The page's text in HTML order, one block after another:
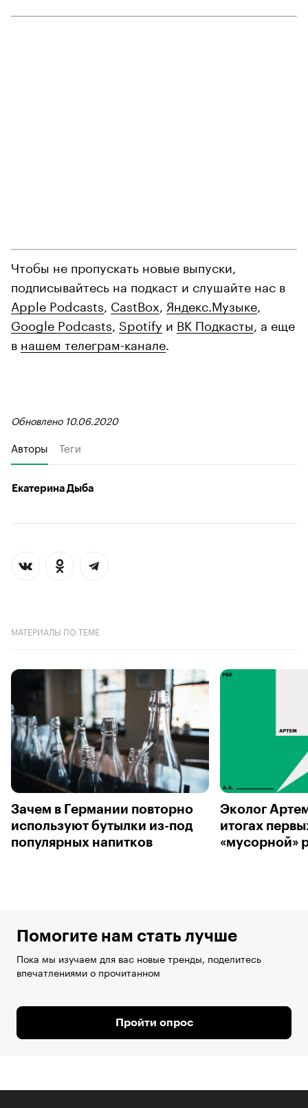
Чтобы не пропускать новые выпуски,
подписывайтесь на подкаст и слушайте нас в
Apple Podcasts CastBox Яндекс.Музыке
Google Podcasts Spotify и ВК Подкасты , а еще
в нашем телеграм-канале
Обновлено 10.06.2020
Авторы Теги
Екатерина Дыба
МАТЕРИАЛЫ ПО ТЕМЕ
Зачем в Германии повторно
используют бутылки из-под
популярных напитков
Эколог
итогах
«мусорной»
Помогите нам стать лучше
Пока мы изучаем для вас новые тренды, поделитесь
впечатлениями о прочитанном
Пройти опрос